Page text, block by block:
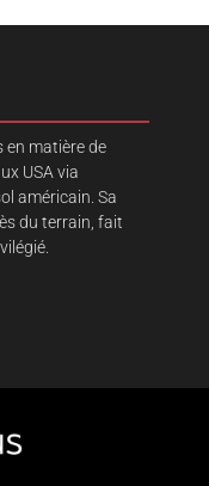
en matière de
USA via
américain. Sa
du terrain, fait